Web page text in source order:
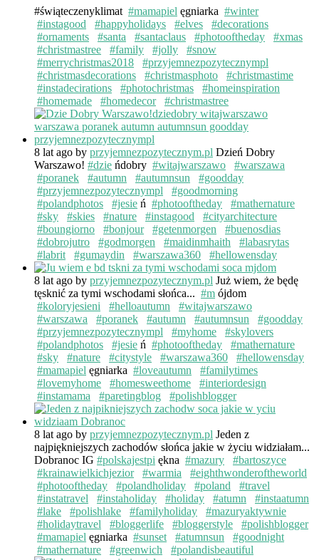
#świąteczenyklimat #mamapiel ęgniarka #winter
#instagood
#happyholidays #elves
#decorations
#ornaments
#santa #santaclaus #photooftheday
#xmas
#christmastree
#family #jolly
#snow
#merrychristmas2018
#przyjemnezpozytecznympl
#christmasdecorations
#christmasphoto
#christmastime
#instadecirations
#photochristmas
#homeinspiration
#homemade
#homedecor #christmastree
8 lat ago by przyjemnezpozytecznym.pl Dzień Dobry
Warszawo! #dzie ńdobry #witajwarszawo
#warszawa
#poranek
#autumn #autumnsun
#goodday
#przyjemnezpozytecznympl
#goodmorning
#polandphotos
#jesie ń #photooftheday
#mathernature
#sky
#skies #nature #instagood
#cityarchitecture
#boungiorno
#bonjour #getenmorgen
#buenosdias
#dobrojutro
#godmorgen #maidinmhaith
#labasrytas
#labrit
#gumaydin #warszawa360 #hellowensday
8 lat ago by przyjemnezpozytecznym.pl Już wiem, że będę
tęsknić za tymi wschodami słońca... #m ójdom
#koloryjesieni
#helloautumn
#witajwarszawo
#warszawa
#poranek #autumn #autumnsun
#goodday
#przyjemnezpozytecznympl
#myhome
#skylovers
#polandphotos
#jesie ń #photooftheday
#mathernature
#sky
#nature #citystyle #warszawa360
#hellowensday
#mamapiel ęgniarka #loveautumn
#familytimes
#lovemyhome
#homesweethome
#interiordesign
#instamama
#paretingblog #polishblogger
8 lat ago by przyjemnezpozytecznym.pl Jeden z
najpiękniejszych zachodów słońca jakie w życiu widziałam...
Dobranoc IG #polskajestpi ękna #mazury
#bartoszyce
#krainawielkichjezior
#warmia
#eighthwonderoftheworld
#photooftheday
#polandholiday #poland
#travel
#instatravel
#instaholiday #holiday #atumn
#instaatumn
#lake
#polishlake #familyholiday
#mazuryaktywnie
#holidaytravel
#bloggerlife #bloggerstyle
#polishblogger
#mamapiel ęgniarka #sunset #atumnsun
#goodnight
#mathernature
#greenwich #polandisbeautiful